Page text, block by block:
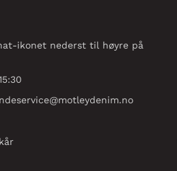
ikonet nederst til høyre på